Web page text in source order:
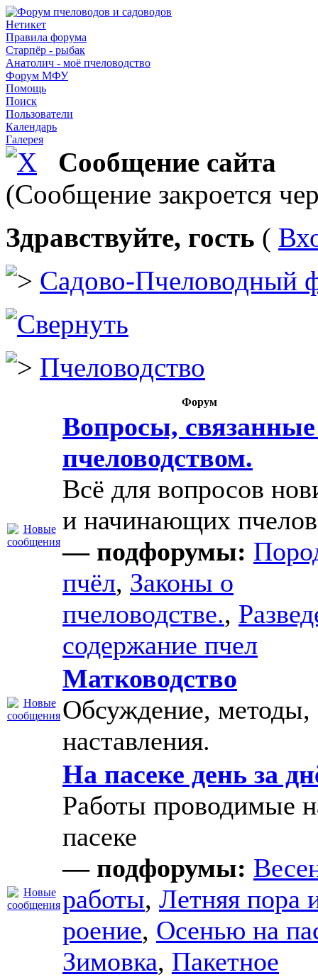
Нетикет
Правила форума
Старпёр - рыбак
Анатолич - моё пчеловодство
Форум МФУ
Помощь
Поиск
Пользователи
Календарь
Галерея
Сообщение сайта
(Сообщение закроется
Здравствуйте, гость (
Садово-Пчеловодный
Пчеловодство
Форум
Вопросы,
пчеловодством.
Всё для вопросов
и начинающих
— подфорумы:
пчёл, Законы о
пчеловодстве.,
содержание пчел
Матководство
Обсуждение, методы,
наставления.
На пасеке день за
Работы проводимые
пасеке
— подфорумы:
работы, Летняя пора
роение, Осенью на
Зимовка, Пакетное